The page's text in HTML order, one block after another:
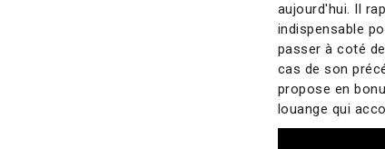
aujourd'hui. Il
indispensable
passer à coté
cas de son
propose en
louange qui